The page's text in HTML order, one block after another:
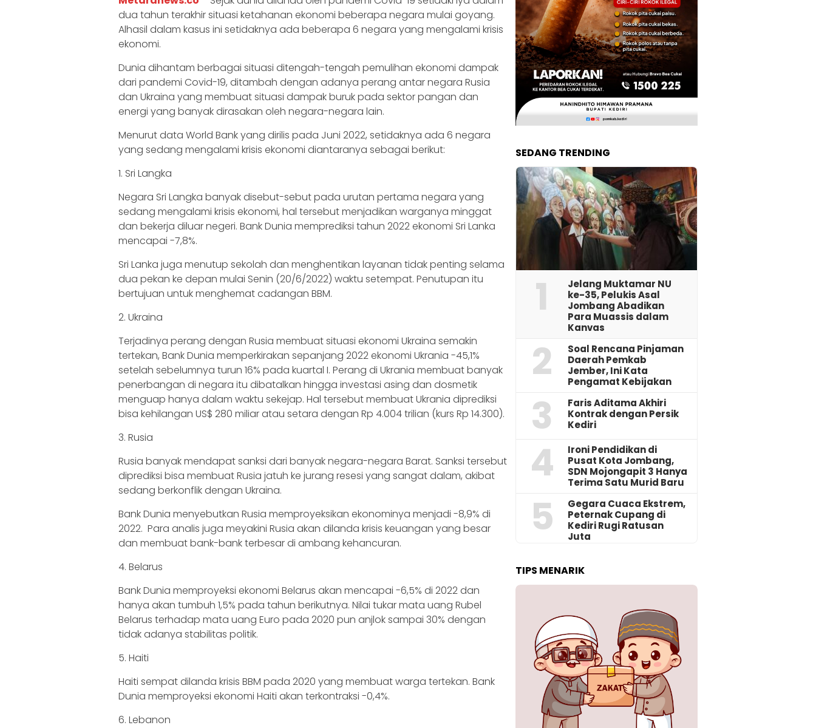
dua tahun terakhir situasi ketahanan ekonomi beberapa negara mulai goyang.
Alhasil dalam kasus ini setidaknya ada beberapa 6 negara yang mengalami krisis
ekonomi.
Dunia dihantam berbagai situasi ditengah-tengah pemulihan ekonomi dampak
dari pandemi Covid-19, ditambah dengan adanya perang antar negara Rusia
dan Ukraina yang membuat situasi dampak buruk pada sektor pangan dan
energi yang banyak dirasakan oleh negara-negara lain.
Menurut data World Bank yang dirilis pada Juni 2022, setidaknya ada 6 negara
yang sedang mengalami krisis ekonomi diantaranya sebagai berikut:
1. Sri Langka
Negara Sri Langka banyak disebut-sebut pada urutan pertama negara yang
sedang mengalami krisis ekonomi, hal tersebut menjadikan warganya minggat
dan bekerja diluar negeri. Bank Dunia memprediksi tahun 2022 ekonomi Sri Lanka
mencapai -7,8%.
Sri Lanka juga menutup sekolah dan menghentikan layanan tidak penting selama
dua pekan ke depan mulai Senin (20/6/2022) waktu setempat. Penutupan itu
bertujuan untuk menghemat cadangan BBM.
2. Ukraina
Terjadinya perang dengan Rusia membuat situasi ekonomi Ukraina semakin
tertekan, Bank Dunia memperkirakan sepanjang 2022 ekonomi Ukrania -45,1%
setelah sebelumnya turun 16% pada kuartal I. Perang di Ukrania membuat banyak
penerbangan di negara itu dibatalkan hingga investasi asing dan dosmetik
menguap hanya dalam waktu sekejap. Hal tersebut membuat Ukrania diprediksi
bisa kehilangan US$ 280 miliar atau setara dengan Rp 4.004 trilian (kurs Rp 14.300).
3. Rusia
Rusia banyak mendapat sanksi dari banyak negara-negara Barat. Sanksi tersebut
diprediksi bisa membuat Rusia jatuh ke jurang resesi yang sangat dalam, akibat
sedang berkonflik dengan Ukraina.
Bank Dunia menyebutkan Rusia memproyeksikan ekonominya menjadi -8,9% di
2022. Para analis juga meyakini Rusia akan dilanda krisis keuangan yang besar
dan membuat bank-bank terbesar di ambang kehancuran.
4. Belarus
Bank Dunia memproyeksi ekonomi Belarus akan mencapai -6,5% di 2022 dan
hanya akan tumbuh 1,5% pada tahun berikutnya. Nilai tukar mata uang Rubel
Belarus terhadap mata uang Euro pada 2020 pun anjlok sampai 30% dengan
tidak adanya stabilitas politik.
5. Haiti
Haiti sempat dilanda krisis BBM pada 2020 yang membuat warga tertekan. Bank
Dunia memproyeksi ekonomi Haiti akan terkontraksi -0,4%.
6. Lebanon
SEDANG TRENDING
1
Jelang Muktamar NU
ke-35, Pelukis Asal
Jombang Abadikan
Para Muassis dalam
Kanvas
2
‎Soal Rencana Pinjaman
Daerah Pemkab
Jember, Ini Kata
Pengamat Kebijakan ‎
3
Faris Aditama Akhiri
Kontrak dengan Persik
Kediri
4
Ironi Pendidikan di
Pusat Kota Jombang,
SDN Mojongapit 3 Hanya
Terima Satu Murid Baru
5
‎Gegara Cuaca Ekstrem,
Peternak Cupang di
Kediri Rugi Ratusan
Juta
TIPS MENARIK